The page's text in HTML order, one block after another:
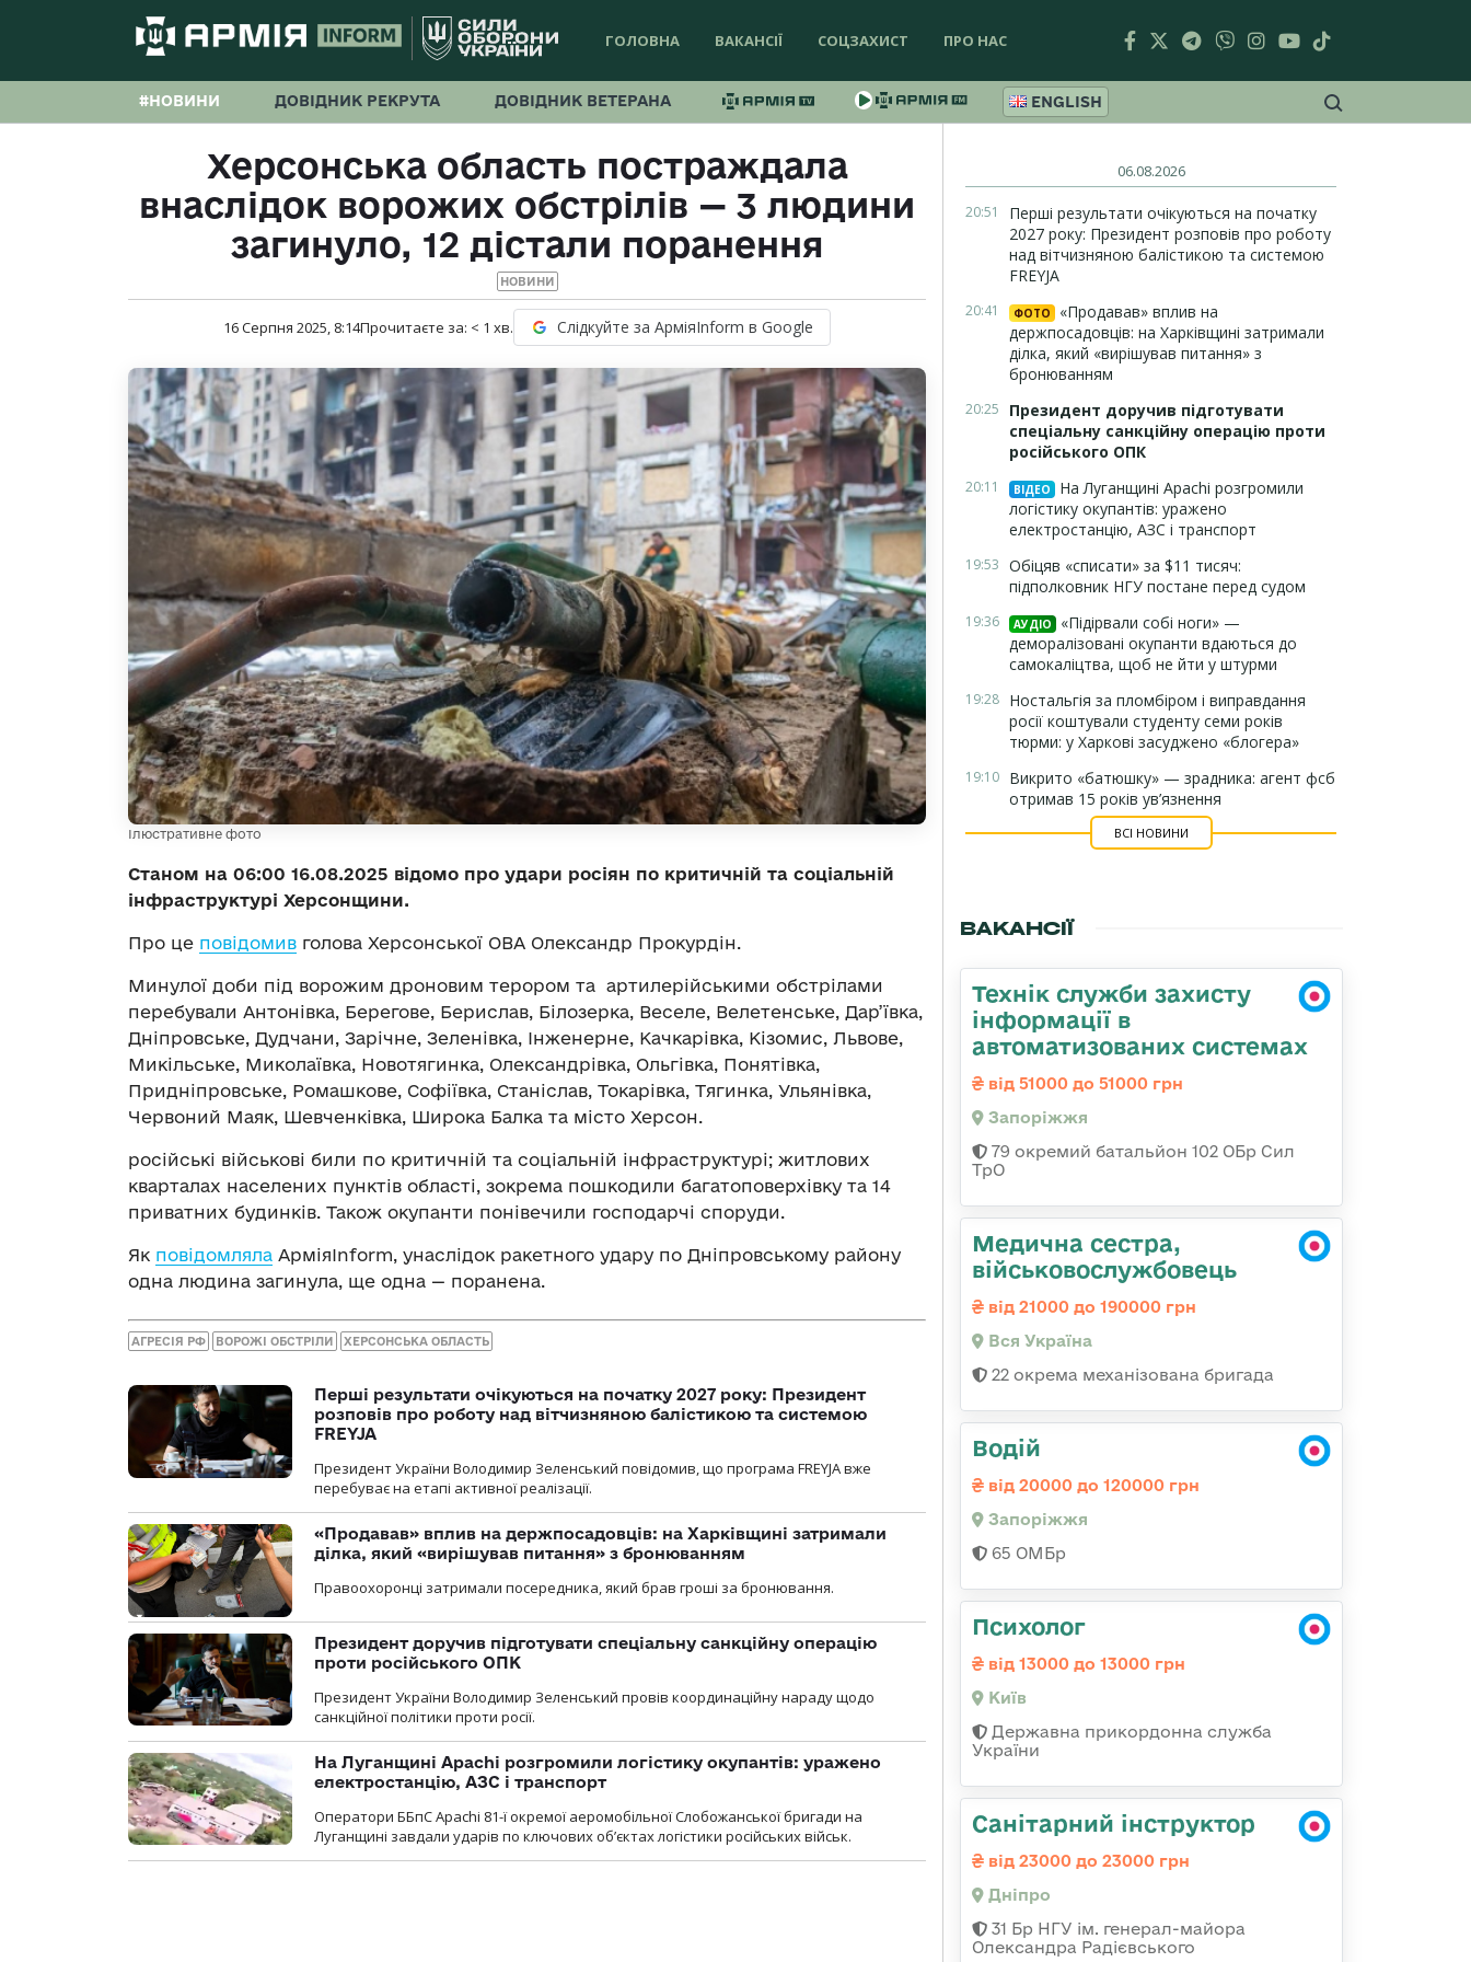
ГОЛОВНА ВАКАНСІЇ СОЦЗАХИСТ ПРО НАС
#НОВИНИ ДОВІДНИК РЕКРУТА ДОВІДНИК ВЕТЕРАНА ENGLISH
Херсонська область постраждала
внаслідок ворожих обстрілів — 3 людини
загинуло, 12 дістали поранення
НОВИНИ
16 Серпня 2025, 8:14Прочитаєте за: < 1 хв. Слідкуйте за АрміяInform в Google
Ілюстративне фото
Станом на 06:00 16.08.2025 відомо про удари росіян по критичній та соціальній
інфраструктурі Херсонщини.
Про це повідомив голова Херсонської ОВА Олександр Прокурдін.
Минулої доби під ворожим дроновим терором та артилерійськими обстрілами
перебували Антонівка, Берегове, Берислав, Білозерка, Веселе, Велетенське, Дар’ївка,
Дніпровське, Дудчани, Зарічне, Зеленівка, Інженерне, Качкарівка, Кізомис, Львове,
Микільське, Миколаївка, Новотягинка, Олександрівка, Ольгівка, Понятівка,
Придніпровське, Ромашкове, Софіївка, Станіслав, Токарівка, Тягинка, Ульянівка,
Червоний Маяк, Шевченківка, Широка Балка та місто Херсон.
російські військові били по критичній та соціальній інфраструктурі; житлових
кварталах населених пунктів області, зокрема пошкодили багатоповерхівку та 14
приватних будинків. Також окупанти понівечили господарчі споруди.
Як повідомляла АрміяInform, унаслідок ракетного удару по Дніпровському району
одна людина загинула, ще одна — поранена.
АГРЕСІЯ РФ ВОРОЖІ ОБСТРІЛИ ХЕРСОНСЬКА ОБЛАСТЬ
Перші результати очікуються на початку 2027 року: Президент
розповів про роботу над вітчизняною балістикою та системою
FREYJA
Президент України Володимир Зеленський повідомив, що програма FREYJA вже
перебуває на етапі активної реалізації.
«Продавав» вплив на держпосадовців: на Харківщині затримали
ділка, який «вирішував питання» з бронюванням
Правоохоронці затримали посередника, який брав гроші за бронювання.
Президент доручив підготувати спеціальну санкційну операцію
проти російського ОПК
Президент України Володимир Зеленський провів координаційну нараду щодо
санкційної політики проти росії.
На Луганщині Apachi розгромили логістику окупантів: уражено
електростанцію, АЗС і транспорт
Оператори ББпС Apachi 81-ї окремої аеромобільної Слобожанської бригади на
Луганщині завдали ударів по ключових об’єктах логістики російських військ.
06.08.2026
20:51
Перші результати очікуються на початку
2027 року: Президент розповів про роботу
над вітчизняною балістикою та системою
FREYJA
20:41 ФОТО
«Продавав» вплив на
держпосадовців: на Харківщині затримали
ділка, який «вирішував питання» з
бронюванням
20:25
Президент доручив підготувати
спеціальну санкційну операцію проти
російського ОПК
20:11 ВІДЕО
На Луганщині Apachi розгромили
логістику окупантів: уражено
електростанцію, АЗС і транспорт
19:53 Обіцяв «списати» за $11 тисяч:
підполковник НГУ постане перед судом
19:36 АУДІО
«Підірвали собі ноги» —
деморалізовані окупанти вдаються до
самокаліцтва, щоб не йти у штурми
19:28 Ностальгія за пломбіром і виправдання
росії коштували студенту семи років
тюрми: у Харкові засуджено «блогера»
19:10 Викрито «батюшку» — зрадника: агент фсб
отримав 15 років ув’язнення
ВСІ НОВИНИ
ВАКАНСІЇ
Технік служби захисту
інформації в
автоматизованих системах
від 51000 до 51000 грн
Запоріжжя
79 окремий батальйон 102 ОБр Сил
ТрО
Медична сестра,
військовослужбовець
від 21000 до 190000 грн
Вся Україна
22 окрема механізована бригада
Водій
від 20000 до 120000 грн
Запоріжжя
65 ОМБр
Психолог
від 13000 до 13000 грн
Київ
Державна прикордонна служба
України
Санітарний інструктор
від 23000 до 23000 грн
Дніпро
31 Бр НГУ ім. генерал-майора
Олександра Радієвського